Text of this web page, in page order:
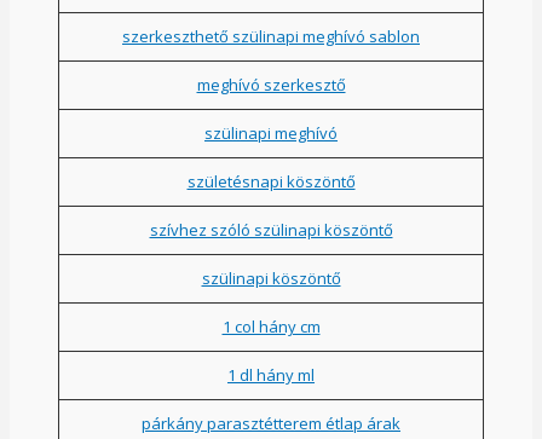
szerkeszthető szülinapi meghívó sablon
meghívó szerkesztő
szülinapi meghívó
születésnapi köszöntő
szívhez szóló szülinapi köszöntő
szülinapi köszöntő
1 col hány cm
1 dl hány ml
párkány parasztétterem étlap árak